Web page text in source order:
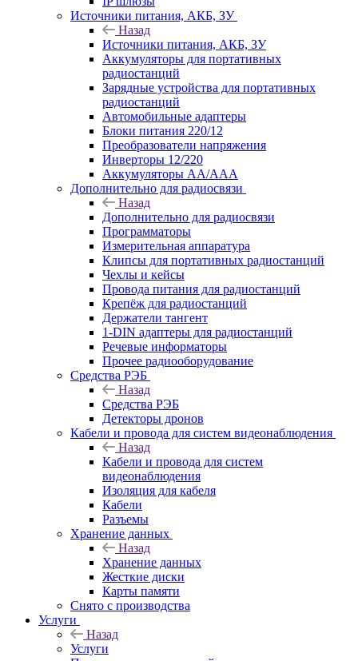
Источники питания, АКБ, ЗУ
Назад
Источники питания, АКБ, ЗУ
Аккумуляторы для портативных
радиостанций
Зарядные устройства для портативных
радиостанций
Автомобильные адаптеры
Блоки питания 220/12
Преобразователи напряжения
Инверторы 12/220
Аккумуляторы АА/ААА
Дополнительно для радиосвязи
Назад
Дополнительно для радиосвязи
Программаторы
Измерительная аппаратура
Клипсы для портативных радиостанций
Чехлы и кейсы
Провода питания для радиостанций
Крепёж для радиостанций
Держатели тангент
1-DIN адаптеры для радиостанций
Речевые информаторы
Прочее радиооборудование
Средства РЭБ
Назад
Средства РЭБ
Детекторы дронов
Кабели и провода для систем видеонаблюдения
Назад
Кабели и провода для систем
видеонаблюдения
Изоляция для кабеля
Кабели
Разъемы
Хранение данных
Назад
Хранение данных
Жесткие диски
Карты памяти
Снято с производства
Услуги
Назад
Услуги